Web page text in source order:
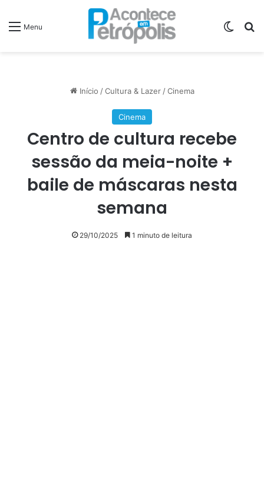
Menu
Início / Cultura & Lazer / Cinema
Cinema
Centro de cultura recebe
sessão da meia-noite +
baile de máscaras nesta
semana
29/10/2025 1 minuto de leitura